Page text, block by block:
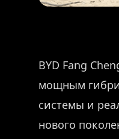
BYD Fang
мощным
системы и
нового